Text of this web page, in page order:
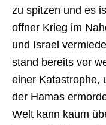
zu spitzen und es
offner Krieg im
und Israel
stand bereits vor
einer Katastrophe,
der Hamas
Welt kann kaum